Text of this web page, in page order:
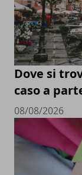
Dove si
caso a
08/08/2026